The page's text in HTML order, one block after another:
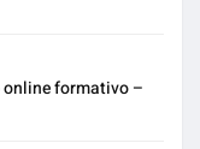
online formativo –